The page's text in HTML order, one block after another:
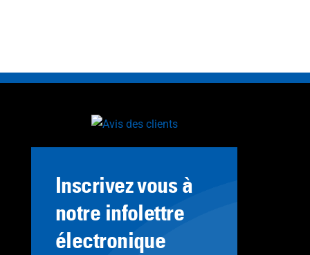
Inscrivez vous à
notre infolettre
électronique